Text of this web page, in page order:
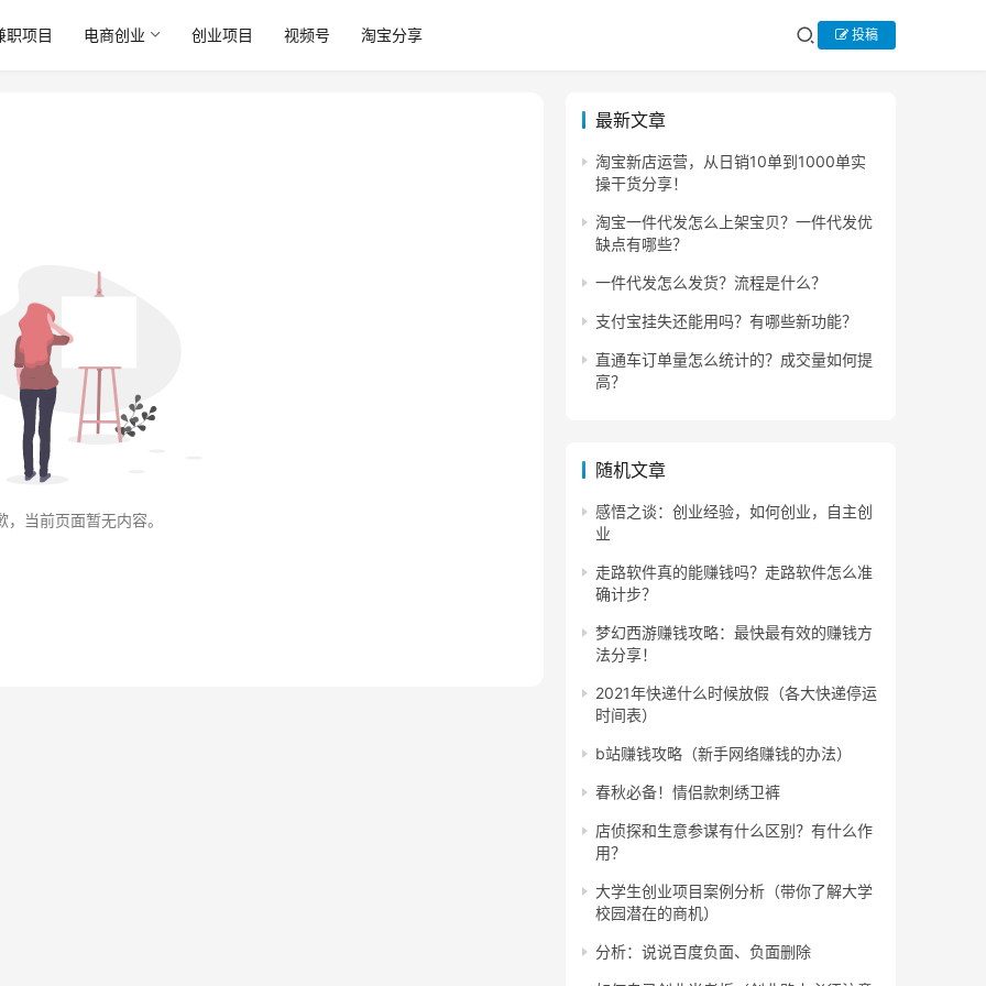
职项目 电商创业 创业项目 视频号 淘宝分享 投稿
，当前页面暂无内容。
最新文章
淘宝新店运营，从日销10单到1000单实
操干货分享！
淘宝一件代发怎么上架宝贝？一件代发优
缺点有哪些？
一件代发怎么发货？流程是什么？
支付宝挂失还能用吗？有哪些新功能？
直通车订单量怎么统计的？成交量如何提
高？
随机文章
感悟之谈：创业经验，如何创业，自主创
业
走路软件真的能赚钱吗？走路软件怎么准
确计步？
梦幻西游赚钱攻略：最快最有效的赚钱方
法分享！
2021年快递什么时候放假（各大快递停运
时间表）
b站赚钱攻略（新手网络赚钱的办法）
春秋必备！情侣款刺绣卫裤
店侦探和生意参谋有什么区别？有什么作
用？
大学生创业项目案例分析（带你了解大学
校园潜在的商机）
分析：说说百度负面、负面删除